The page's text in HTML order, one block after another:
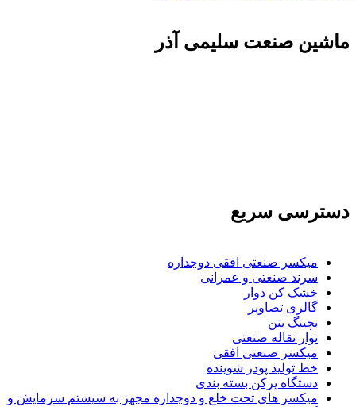
ماشين صنعت سليمی آذر
دسترسی سریع
میکسر صنعتی افقی دوجداره
سرند صنعتی و عمرانی
خشک کن دوار
گالری تصاویر
بچينگ بتن
نوار نقاله صنعتی
ميكسر صنعتی افقی
خط تولید پودر شوينده
دستگاه پرکن بسته بندی
میکسر های تحت خلع و دوجداره مجهز به سیستم سرمایش و